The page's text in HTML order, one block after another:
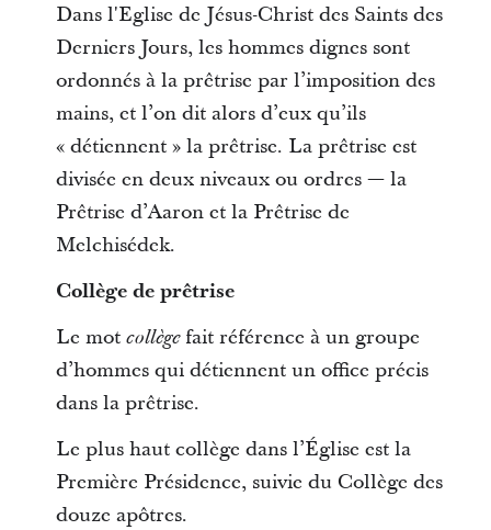
Dans l'Eglise de Jésus-Christ des Saints des
Derniers Jours, les hommes dignes sont
ordonnés à la prêtrise par l’imposition des
mains, et l’on dit alors d’eux qu’ils
« détiennent » la prêtrise. La prêtrise est
divisée en deux niveaux ou ordres —la
Prêtrise d’Aaron et la Prêtrise de
Melchisédek.
Collège de prêtrise
Le mot collègefait référence à un groupe
d’hommes qui détiennent un office précis
dans la prêtrise.
Le plus haut collège dans l’Église est la
Première Présidence, suivie du Collège des
douze apôtres.